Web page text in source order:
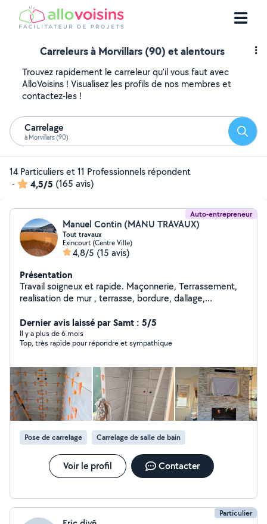
Carreleurs à Morvillars (90) et alentours
Trouvez rapidement le carreleur qu'il vous faut avec
AlloVoisins ! Visualisez les profils de nos membres et
contactez-les !
Carrelage
à Morvillars (90)
14 Particuliers et 11 Professionnels répondent
-
4,5/5 (165 avis)
Auto-entrepreneur
Manuel Contin (MANU TRAVAUX)
Tout travaux
Exincourt (Centre Ville)
4,8/5 (15 avis)
Présentation
Travail soigneux et rapide. Maçonnerie, Terrassement,
realisation de mur , terrasse, bordure, dallage,
carrelage , placo, peinture, assemblage meuble cuisine,
salle de bain.
Dernier avis laissé par Samt : 5/5
Il y a plus de 6 mois
Top, très rapide pour répondre et sympathique
Pose de carrelage Carrelage de salle de bain
Voir le profil Contacter
Particulier